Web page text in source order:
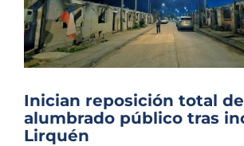
Podcast
Noticias
Columnas
Inician reposición total
alumbrado público tras
Lirquén